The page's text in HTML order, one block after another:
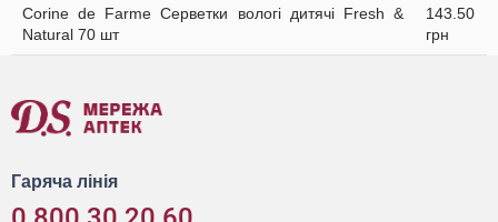
Corine de Farme Серветки вологі дитячі Fresh &
Natural 70 шт
143.50
грн
Гаряча лінія